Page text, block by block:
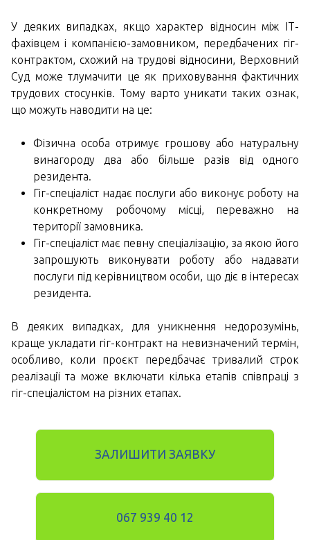
У деяких випадках, якщо характер відносин між ІТ-
фахівцем і компанією-замовником, передбачених гіг-
контрактом, схожий на трудові відносини, Верховний
Суд може тлумачити це як приховування фактичних
трудових стосунків. Тому варто уникати таких ознак,
що можуть наводити на це:
Фізична особа отримує грошову або натуральну
винагороду два або більше разів від одного
резидента.
Гіг-спеціаліст надає послуги або виконує роботу на
конкретному робочому місці, переважно на
території замовника.
Гіг-спеціаліст має певну спеціалізацію, за якою його
запрошують виконувати роботу або надавати
послуги під керівництвом особи, що діє в інтересах
резидента.
В деяких випадках, для уникнення недорозумінь,
краще укладати гіг-контракт на невизначений термін,
особливо, коли проєкт передбачає тривалий строк
реалізації та може включати кілька етапів співпраці з
гіг-спеціалістом на різних етапах.
ЗАЛИШИТИ ЗАЯВКУ
067 939 40 12